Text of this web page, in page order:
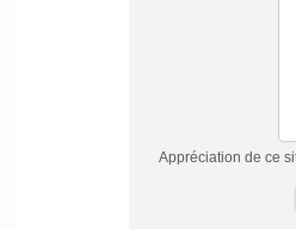
Appréciation de ce